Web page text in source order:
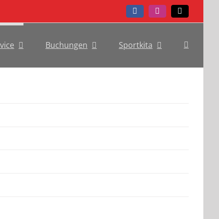
FacebookInstagramTelefon
Buchungen Sportkita